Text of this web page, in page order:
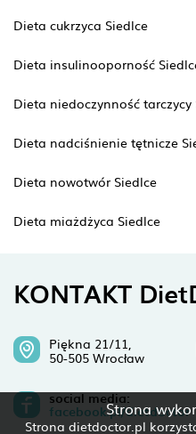
Strona
Strona dietdoctor.pl
Dieta cukrzyca Siedlce
Dieta insulinooporność
Dieta niedoczynność tarczycy
Dieta nadciśnienie tętnicze
Dieta nowotwór Siedlce
Dieta miażdżyca Siedlce
KONTAKT
Piękna 21/11,
50-505 Wrocław
social media:
facebook.pl/dietdoctor